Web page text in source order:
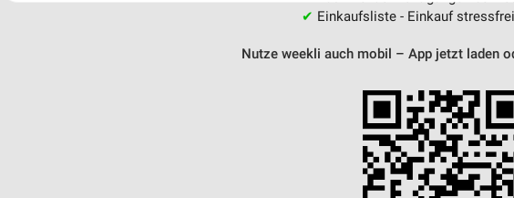
✔ Einkaufsliste - Einkauf
Nutze weekli auch mobil – App jetzt laden
Analyse von Zielgruppen durch Statistiken oder Kombinationen von Daten aus